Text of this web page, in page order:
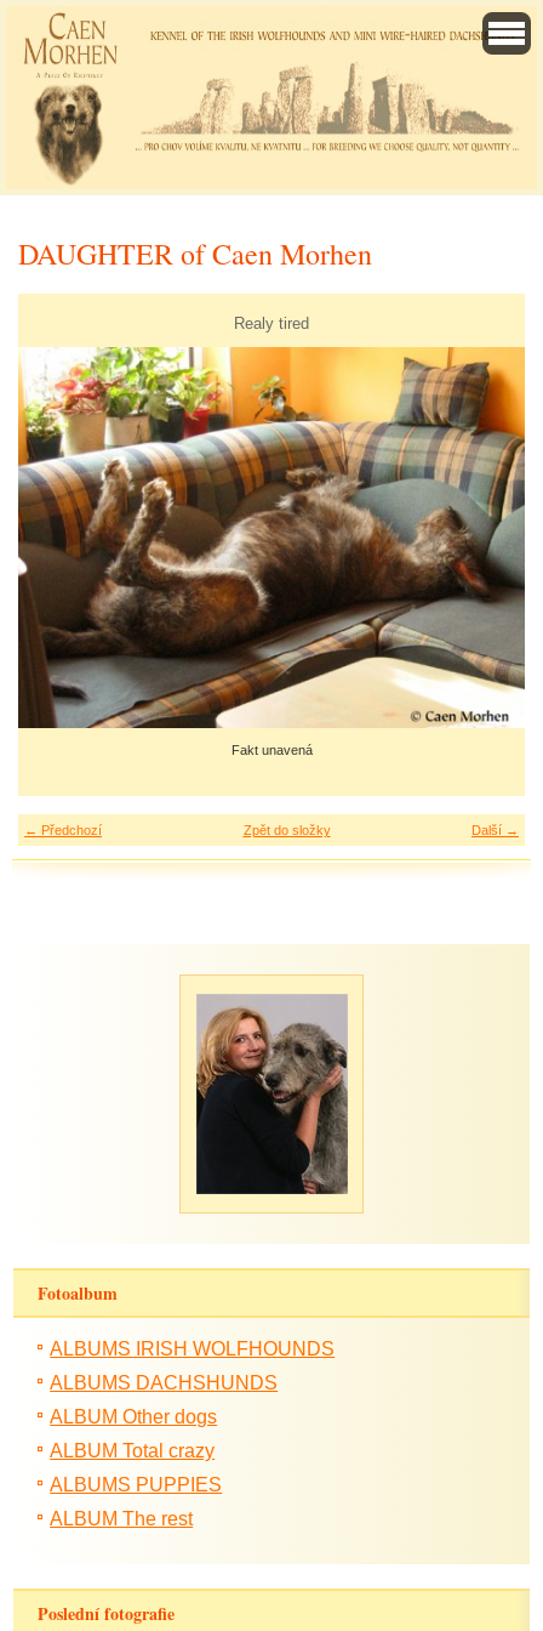
DAUGHTER of Caen Morhen
Realy tired
Fakt unavená
← Předchozí Další →
Zpět do složky
Fotoalbum
ALBUMS IRISH WOLFHOUNDS
ALBUMS DACHSHUNDS
ALBUM Other dogs
ALBUM Total crazy
ALBUMS PUPPIES
ALBUM The rest
Poslední fotografie